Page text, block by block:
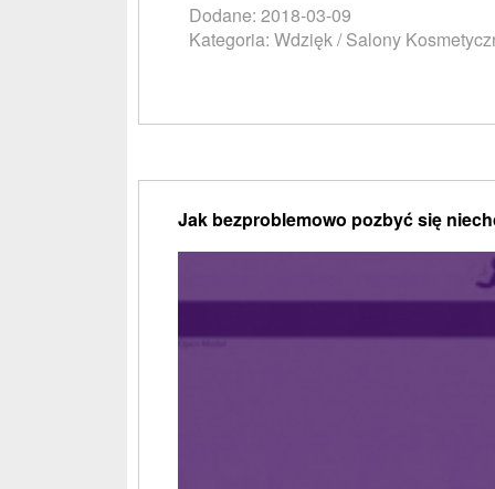
Dodane: 2018-03-09
Kategoria: Wdzięk / Salony
Jak bezproblemowo pozbyć się